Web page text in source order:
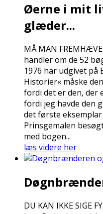
Øerne i mit
glæder...
MÅ MAN
handler om de 52
1976 har udgivet på
Historier« måske
fordi det er den, der
fordi jeg havde den
det første
Prinsgemalen
med bogen...
læs videre her
DU KAN IKKE SIGE